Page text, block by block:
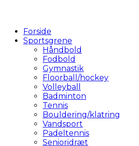
Forside
Sportsgrene
Håndbold
Fodbold
Gymnastik
Floorball/hockey
Volleyball
Badminton
Tennis
Bouldering/klatring
Vandsport
Padeltennis
Senioridræt